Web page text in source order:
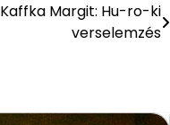
Kaffka Margit: Hu-ro-ki
verselemzés